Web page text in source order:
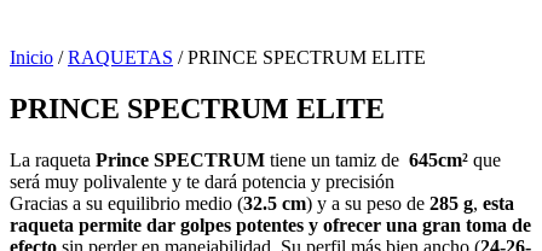
Inicio /RAQUETAS / PRINCE SPECTRUM ELITE
PRINCE SPECTRUM ELITE
La raqueta Prince SPECTRUM tiene un tamiz de 645cm² que
será muy polivalente y te dará potencia y precisión
Gracias a su equilibrio medio (32.5 cm) y a su peso de 285 g, esta
raqueta permite dar golpes potentes y ofrecer una gran toma de
efecto sin perder en manejabilidad. Su perfil más bien ancho (24-26-